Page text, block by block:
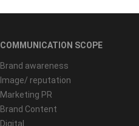
COMMUNICATION SCOPE
Brand awareness
Image/ reputation
Marketing PR
Brand Content
Digital